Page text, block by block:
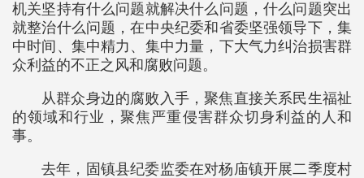
机关坚持有什么问题就解决什么问题，什么问题突出
就整治什么问题，在中央纪委和省委坚强领导下，集
中时间、集中精力、集中力量，下大气力纠治损害群
众利益的不正之风和腐败问题。
从群众身边的腐败入手，聚焦直接关系民生福祉
的领域和行业，聚焦严重侵害群众切身利益的人和
事。
去年，固镇县纪委监委在对杨庙镇开展二季度村